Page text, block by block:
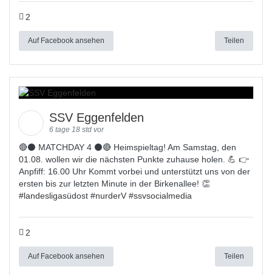
2
Auf Facebook ansehen Teilen
SSV Eggenfelden
6 tage 18 std vor
🔴⚫ MATCHDAY 4 ⚫🔴 Heimspieltag! Am Samstag, den
01.08. wollen wir die nächsten Punkte zuhause holen. 💪 👉
Anpfiff: 16.00 Uhr Kommt vorbei und unterstützt uns von der
ersten bis zur letzten Minute in der Birkenallee! 👏
#landesligasüdost #nurderV #ssvsocialmedia
2
Auf Facebook ansehen Teilen